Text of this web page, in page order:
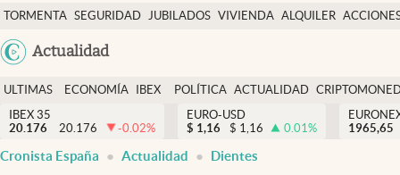
TORMENTA SEGURIDAD JUBILADOS VIVIENDA ALQUILER
USA
Actualidad
Economía y finanzas
Política
Actualidad
Criptomonedas
España
ULTIMAS
NOTICIAS
ECONOMÍA
FINANZAS
IBEX
EURO
POLÍTICA ACTUALIDAD
IBEX 35
20.176
20.176 -0.02%
EURO-USD
$ 1,16 $ 1,16 0.01%
1965,65
Cronista España Actualidad Dientes